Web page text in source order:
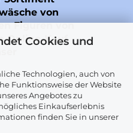
Cookies und
Technologien, auch von
Funktionsweise der Website
Angebotes zu
Einkaufserlebnis
finden Sie in unserer
von
Figuren von
Online-Kauf